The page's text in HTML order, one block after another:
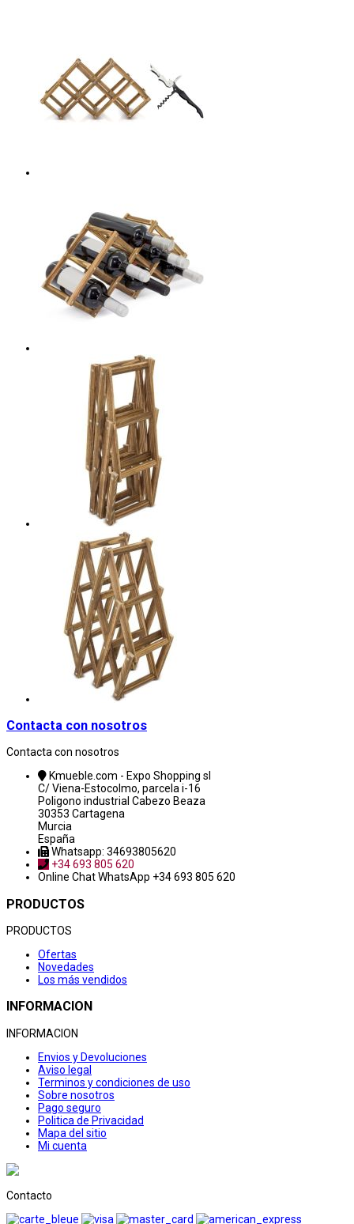
Contacta con nosotros
Contacta con nosotros
Kmueble.com - Expo Shopping sl
C/ Viena-Estocolmo, parcela i-16
Poligono industrial Cabezo Beaza
30353 Cartagena
Murcia
España
Whatsapp: 34693805620
+34 693 805 620
Online ChatWhatsApp +34 693 805 620
PRODUCTOS
PRODUCTOS
Ofertas
Novedades
Los más vendidos
INFORMACION
INFORMACION
Envios y Devoluciones
Aviso legal
Terminos y condiciones de uso
Sobre nosotros
Pago seguro
Politica de Privacidad
Mapa del sitio
Mi cuenta
Contacto